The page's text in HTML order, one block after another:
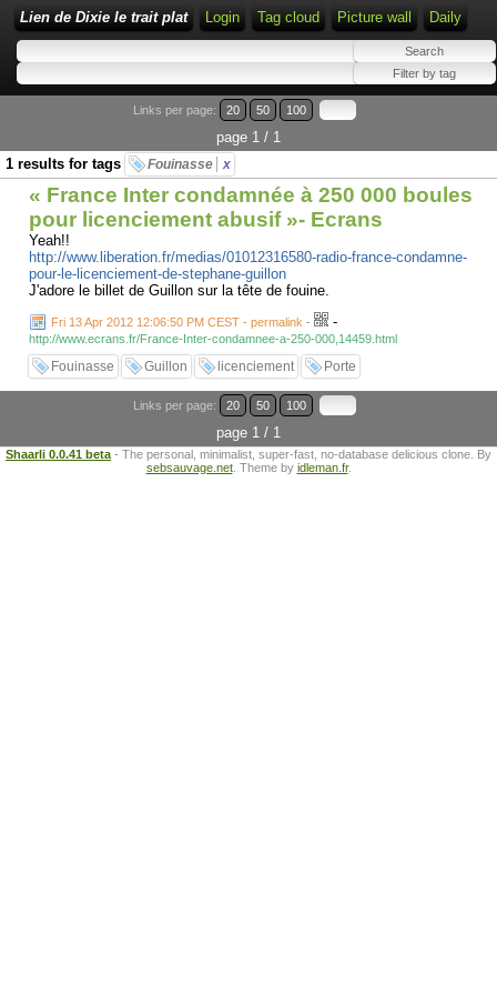
Lien de Dixie le trait plat Login Tag cloud Picture wall Daily
Links per page: 20 50 100
page 1 / 1
1 results for tags
Fouinasse x
« France Inter condamnée à 250 000 boules
pour licenciement abusif »- Ecrans
Yeah!!
http://www.liberation.fr/medias/01012316580-radio-france-condamne-
pour-le-licenciement-de-stephane-guillon
J'adore le billet de Guillon sur la tête de fouine.
Fri 13 Apr 2012 12:06:50 PM CEST - permalink - -
http://www.ecrans.fr/France-Inter-condamnee-a-250-000,14459.html
Fouinasse Guillon licenciement Porte
Links per page: 20 50 100
page 1 / 1
Shaarli 0.0.41 beta - The personal, minimalist, super-fast, no-database delicious clone. By
sebsauvage.net. Theme by idleman.fr.